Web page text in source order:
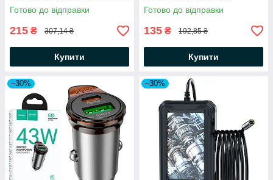
прикурювача / АЗУ-адаптер
Готово до відправки
215 ₴ 307,14 ₴
Купити
машину / АЗУ-адаптер /
Адаптер в авто
Готово до відправки
135 ₴ 192,85 ₴
Купити
–30% –30%